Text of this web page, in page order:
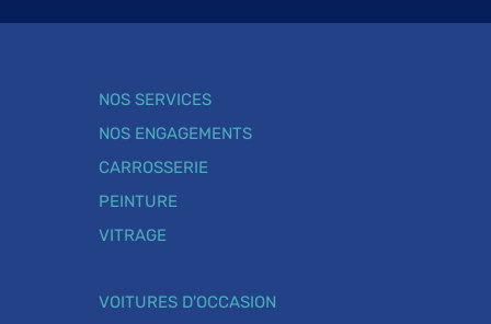
NOS SERVICES
NOS ENGAGEMENTS
CARROSSERIE
PEINTURE
VITRAGE
VOITURES D'OCCASION